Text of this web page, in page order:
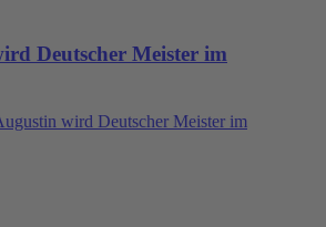
Deutscher Meister im
wird Deutscher Meister im